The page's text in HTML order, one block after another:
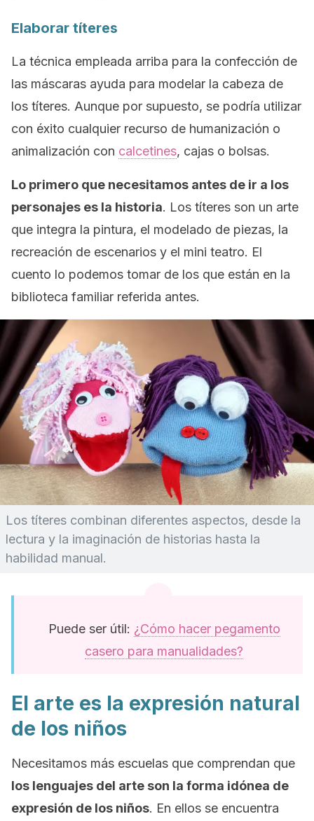
Elaborar títeres
La técnica empleada arriba para la confección de
las máscaras ayuda para modelar la cabeza de
los títeres. Aunque por supuesto, se podría utilizar
con éxito cualquier recurso de humanización o
animalización con calcetines, cajas o bolsas.
Lo primero que necesitamos antes de ir a los
personajes es la historia. Los títeres son un arte
que integra la pintura, el modelado de piezas, la
recreación de escenarios y el mini teatro. El
cuento lo podemos tomar de los que están en la
biblioteca familiar referida antes.
Los títeres combinan diferentes aspectos, desde la
lectura y la imaginación de historias hasta la
habilidad manual.
Puede ser útil: ¿Cómo hacer pegamento
casero para manualidades?
El arte es la expresión natural
de los niños
Necesitamos más escuelas que comprendan que
los lenguajes del arte son la forma idónea de
expresión de los niños. En ellos se encuentra